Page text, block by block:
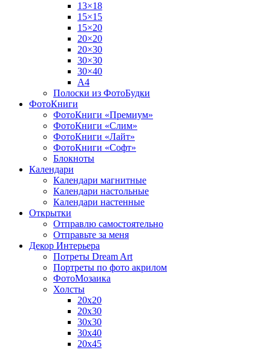
13×18
15×15
15×20
20×20
20×30
30×30
30×40
A4
Полоски из ФотоБудки
ФотоКниги
ФотоКниги «Премиум»
ФотоКниги «Слим»
ФотоКниги «Лайт»
ФотоКниги «Софт»
Блокноты
Календари
Календари магнитные
Календари настольные
Календари настенные
Открытки
Отправлю самостоятельно
Отправьте за меня
Декор Интерьера
Потреты Dream Art
Портреты по фото акрилом
ФотоМозаика
Холсты
20х20
20х30
30х30
30х40
20х45